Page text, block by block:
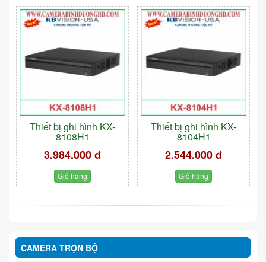
Thiết bị ghi hình KX-
8108H1
3.984.000 đ
Giỏ hàng
Thiết bị ghi hình KX-
8104H1
2.544.000 đ
Giỏ hàng
CAMERA TRỌN BỘ